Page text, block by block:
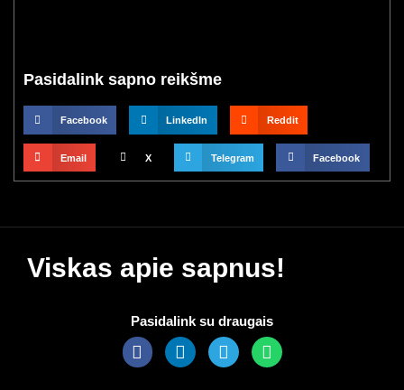
Pasidalink sapno reikšme
Facebook LinkedIn Reddit
Email X Telegram Facebook
Viskas apie sapnus!
Pasidalink su draugais